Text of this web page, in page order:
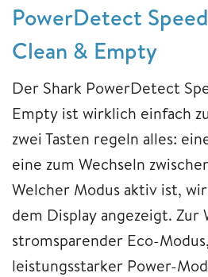
PowerDetect
Clean & Empty
Der Shark PowerDetect
Empty ist wirklich einfach
zwei Tasten regeln alles:
eine zum Wechseln
Welcher Modus aktiv ist,
dem Display angezeigt. Zur
stromsparender Eco-
leistungsstarker Power-